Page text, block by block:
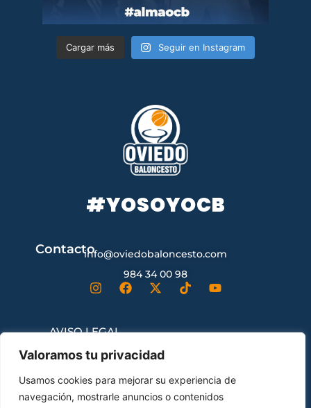
Valoramos tu privacidad
Usamos cookies para mejorar su experiencia de
navegación, mostrarle anuncios o contenidos
Cargar más Seguir en Instagram
#YOSOYOCB
Contactoinfo@oviedobaloncesto.com
984 34 00 98
AVISO LEGAL
CONTRATACIÓN